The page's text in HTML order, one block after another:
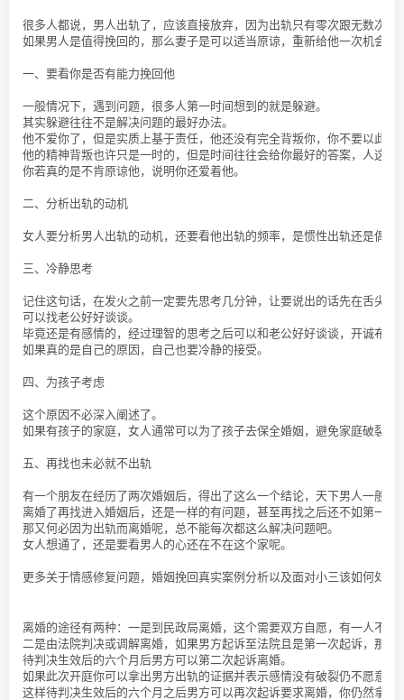
很多人都说，男人出轨了，应该直接放弃，因为出轨只有零次跟无数次
如果男人是值得挽回的，那么妻子是可以适当原谅，重新给他一次机会的
一、要看你是否有能力挽回他
一般情况下，遇到问题，很多人第一时间想到的就是躲避。
其实躲避往往不是解决问题的最好办法。
他不爱你了，但是实质上基于责任，他还没有完全背叛你，你不要以此
他的精神背叛也许只是一时的，但是时间往往会给你最好的答案，人这
你若真的是不肯原谅他，说明你还爱着他。
二、分析出轨的动机
女人要分析男人出轨的动机，还要看他出轨的频率，是惯性出轨还是偶
三、冷静思考
记住这句话，在发火之前一定要先思考几分钟，让要说出的话先在舌尖
可以找老公好好谈谈。
毕竟还是有感情的，经过理智的思考之后可以和老公好好谈谈，开诚布
如果真的是自己的原因，自己也要冷静的接受。
四、为孩子考虑
这个原因不必深入阐述了。
如果有孩子的家庭，女人通常可以为了孩子去保全婚姻，避免家庭破裂
五、再找也未必就不出轨
有一个朋友在经历了两次婚姻后，得出了这么一个结论，天下男人一般黑
离婚了再找进入婚姻后，还是一样的有问题，甚至再找之后还不如第一任
那又何必因为出轨而离婚呢，总不能每次都这么解决问题吧。
女人想通了，还是要看男人的心还在不在这个家呢。
更多关于情感修复问题，婚姻挽回真实案例分析以及面对小三该如何处
离婚的途径有两种：一是到民政局离婚，这个需要双方自愿，有一人不同
二是由法院判决或调解离婚，如果男方起诉至法院且是第一次起诉，那
待判决生效后的六个月后男方可以第二次起诉离婚。
如果此次开庭你可以拿出男方出轨的证据并表示感情没有破裂仍不愿意
这样待判决生效后的六个月之后男方可以再次起诉要求离婚，你仍然拿